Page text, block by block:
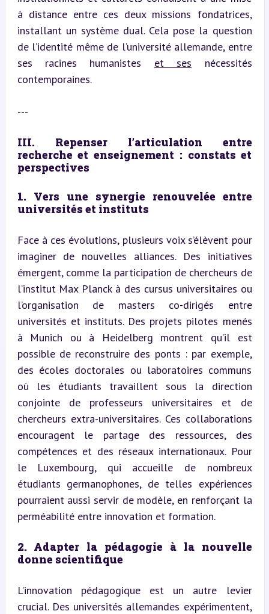
à distance entre ces deux missions fondatrices,
installant un système dual. Cela pose la question
de l’identité même de l’université allemande, entre
ses racines humanistes et ses nécessités
contemporaines.
---
III. Repenser l’articulation entre
recherche et enseignement : constats et
perspectives
1. Vers une synergie renouvelée entre
universités et instituts
Face à ces évolutions, plusieurs voix s’élèvent pour
imaginer de nouvelles alliances. Des initiatives
émergent, comme la participation de chercheurs de
l’institut Max Planck à des cursus universitaires ou
l’organisation de masters co-dirigés entre
universités et instituts. Des projets pilotes menés
à Munich ou à Heidelberg montrent qu’il est
possible de reconstruire des ponts : par exemple,
des écoles doctorales ou laboratoires communs
où les étudiants travaillent sous la direction
conjointe de professeurs universitaires et de
chercheurs extra-universitaires. Ces collaborations
encouragent le partage des ressources, des
compétences et des réseaux internationaux. Pour
le Luxembourg, qui accueille de nombreux
étudiants germanophones, de telles expériences
pourraient aussi servir de modèle, en renforçant la
perméabilité entre innovation et formation.
2. Adapter la pédagogie à la nouvelle
donne scientifique
L’innovation pédagogique est un autre levier
crucial. Des universités allemandes expérimentent,